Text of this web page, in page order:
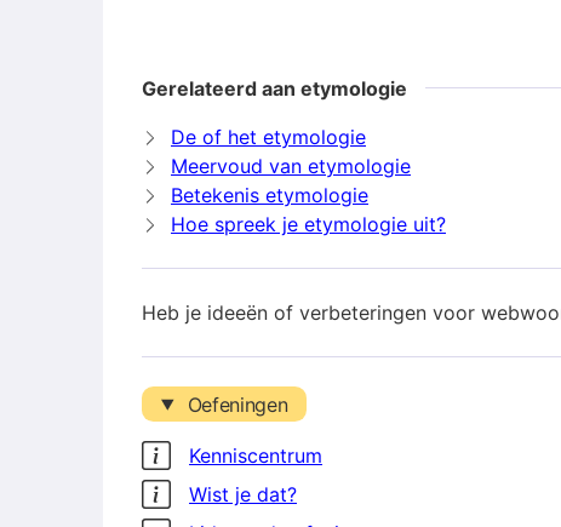
Gerelateerd aan etymologie
De of het etymologie
Meervoud van etymologie
Betekenis etymologie
Hoe spreek je etymologie uit?
Heb je ideeën of verbeteringen voor
Oefeningen
Kenniscentrum
Wist je dat?